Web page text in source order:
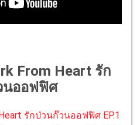
From Heart รัก
นออฟฟิศ
รักป่วนก๊วนออฟฟิศ EP.1